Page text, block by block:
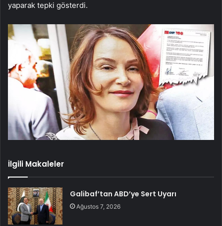
yaparak tepki gösterdi.
İlgili Makaleler
Galibaf’tan ABD’ye Sert Uyarı
Ağustos 7, 2026